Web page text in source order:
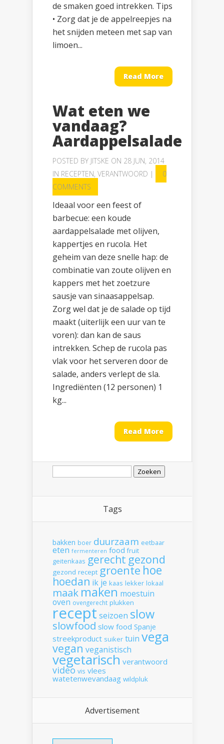
de smaken goed intrekken. Tips
• Zorg dat je de appelreepjes na
het snijden meteen met sap van
limoen...
Read More
Wat eten we
vandaag?
Aardappelsalade
POSTED BY JITSKE ON 28 JUN, 2014
IN RECEPTEN, VERANTWOORD |
0
COMMENTS
Ideaal voor een feest of
barbecue: een koude
aardappelsalade met olijven,
kappertjes en rucola. Het
geheim van deze snelle hap: de
combinatie van zoute olijven en
kappers met het zoetzure
sausje van sinaasappelsap.
Zorg wel dat je de salade op tijd
maakt (uiterlijk een uur van te
voren): dan kan de saus
intrekken. Schep de rucola pas
vlak voor het serveren door de
salade, anders verlept de sla.
Ingrediënten (12 personen) 1
kg...
Read More
Zoeken
Tags
bakken boer duurzaam eetbaar
eten fermenteren food fruit
geitenkaas gerecht gezond
gezond recept groente hoe
hoedan ik je kaas lekker lokaal
maak maken moestuin
oven ovengerecht plukken
recept seizoen slow
slowfood slow food Spanje
streekproduct suiker tuin vega
vegan veganistisch
vegetarisch verantwoord
video vis vlees
watetenwevandaag wildpluk
Advertisement